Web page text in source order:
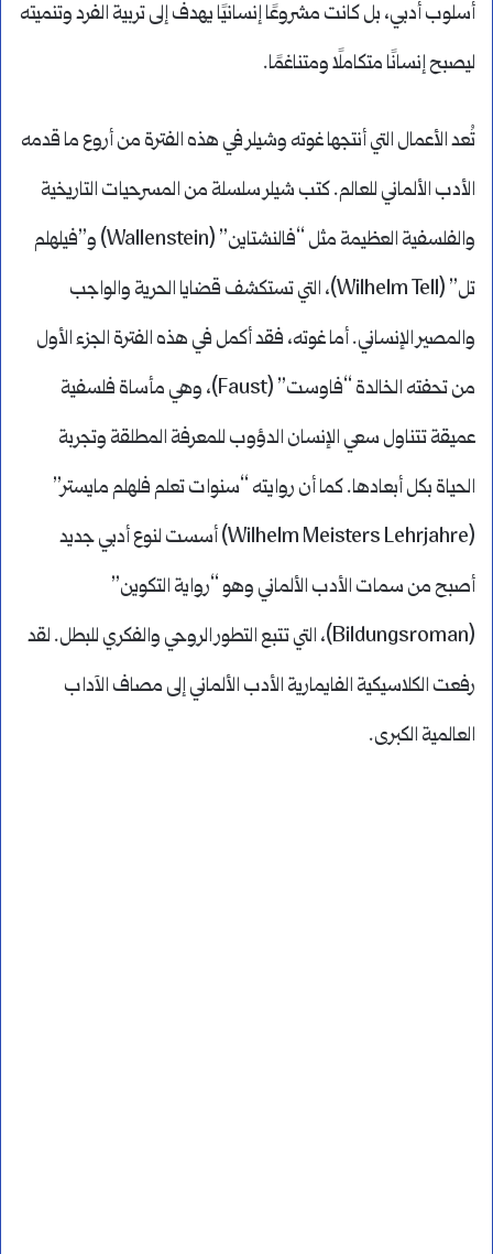
أسلوب أدبي، بل كانت مشروعًا إنسانيًا يهدف إلى تربية الفرد وتنميته
ليصبح إنسانًا متكاملًا ومتناغمًا.
تُعد الأعمال التي أنتجها غوته وشيلر في هذه الفترة من أروع ما قدمه
الأدب الألماني للعالم. كتب شيلر سلسلة من المسرحيات التاريخية
والفلسفية العظيمة مثل “فالنشتاين” (Wallenstein) و”فيلهلم
تل” (Wilhelm Tell)، التي تستكشف قضايا الحرية والواجب
والمصير الإنساني. أما غوته، فقد أكمل في هذه الفترة الجزء الأول
من تحفته الخالدة “فاوست” (Faust)، وهي مأساة فلسفية
عميقة تتناول سعي الإنسان الدؤوب للمعرفة المطلقة وتجربة
الحياة بكل أبعادها. كما أن روايته “سنوات تعلم فلهلم مايستر”
(Wilhelm Meisters Lehrjahre) أسست لنوع أدبي جديد
أصبح من سمات الأدب الألماني وهو “رواية التكوين”
(Bildungsroman)، التي تتبع التطور الروحي والفكري للبطل. لقد
رفعت الكلاسيكية الفايمارية الأدب الألماني إلى مصاف الآداب
العالمية الكبرى.